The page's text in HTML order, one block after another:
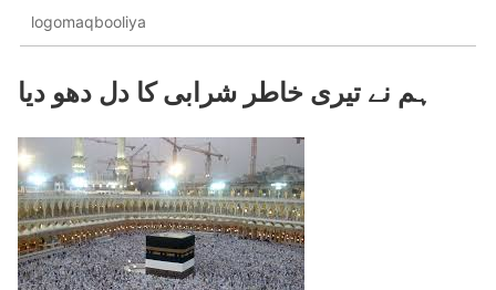
logomaqbooliya
ہم نے تیری خاطر شرابی کا دل دھو دیا